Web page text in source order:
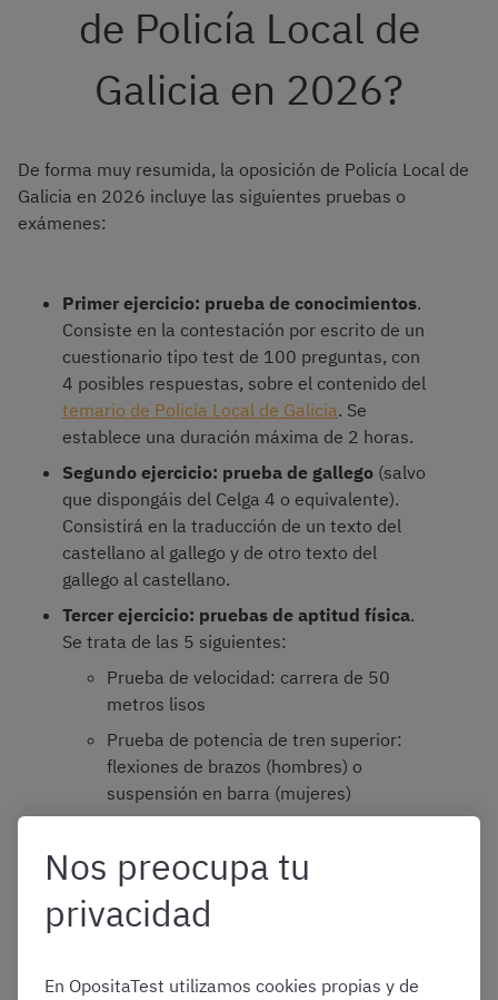
de Policía Local de
Galicia en 2026?
De forma muy resumida, la oposición de Policía Local de
Galicia en 2026 incluye las siguientes pruebas o
exámenes:
Primer ejercicio: prueba de conocimientos.
Consiste en la contestación por escrito de un
cuestionario tipo test de 100 preguntas, con
4 posibles respuestas, sobre el contenido del
temario de Policía Local de Galicia. Se
establece una duración máxima de 2 horas.
Segundo ejercicio: prueba de gallego (salvo
que dispongáis del Celga 4 o equivalente).
Consistirá en la traducción de un texto del
castellano al gallego y de otro texto del
gallego al castellano.
Tercer ejercicio: pruebas de aptitud física.
Se trata de las 5 siguientes:
Prueba de velocidad: carrera de 50
metros lisos
Prueba de potencia de tren superior:
flexiones de brazos (hombres) o
suspensión en barra (mujeres)
salto horizontal
Prueba de resistencia general: carrera
de 1.000 metros lisos
libre
Nos preocupa tu
privacidad
En OpositaTest utilizamos cookies propias y de